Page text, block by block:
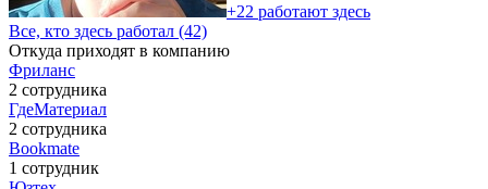
+22 работают здесь
Все, кто здесь работал (42)
Откуда приходят в компанию
Фриланс
2 сотрудника
ГдеМатериал
2 сотрудника
Bookmate
1 сотрудник